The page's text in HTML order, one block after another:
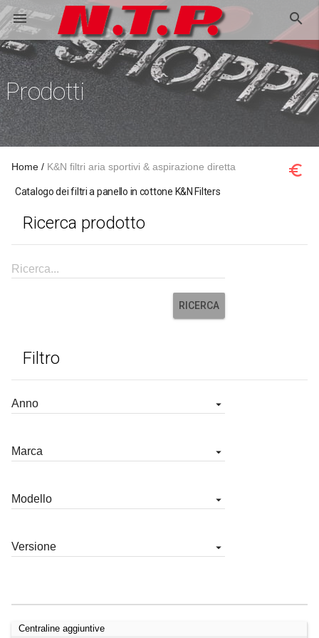
menu search
Prodotti
Home K&N filtri aria sportivi & aspirazione diretta euro_symbol
Centraline aggiuntive
Catalogo dei filtri a panello in cottone K&N Filters
Ricerca prodotto
Ricerca...
RICERCA
Filtro